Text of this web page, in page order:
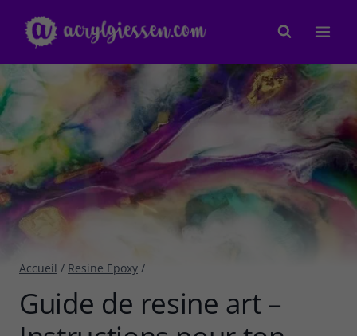
contenu
Accueil / Resine Epoxy /
Guide de resine art –